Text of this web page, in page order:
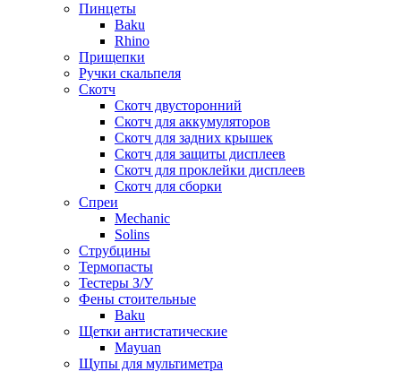
Пинцеты
Baku
Rhino
Прищепки
Ручки скальпеля
Скотч
Скотч двусторонний
Скотч для аккумуляторов
Скотч для задних крышек
Скотч для защиты дисплеев
Скотч для проклейки дисплеев
Скотч для сборки
Спреи
Mechanic
Solins
Струбцины
Термопасты
Тестеры З/У
Фены стоительные
Baku
Щетки антистатические
Mayuan
Щупы для мультиметра